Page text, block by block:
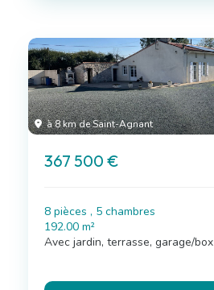
à 8 km de Saint-Agnant
367 500 €
8 pièces , 5 chambres
192.00 m²
Avec jardin, terrasse, garage/box